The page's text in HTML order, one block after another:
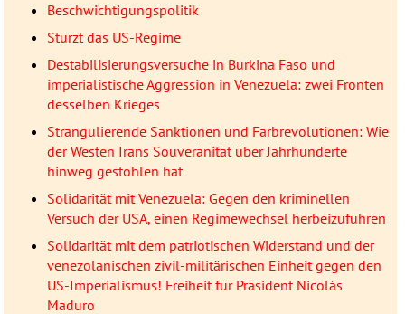
Beschwichtigungspolitik
Stürzt das US-Regime
Destabilisierungsversuche in Burkina Faso und
imperialistische Aggression in Venezuela: zwei Fronten
desselben Krieges
Strangulierende Sanktionen und Farbrevolutionen: Wie
der Westen Irans Souveränität über Jahrhunderte
hinweg gestohlen hat
Solidarität mit Venezuela: Gegen den kriminellen
Versuch der USA, einen Regimewechsel herbeizuführen
Solidarität mit dem patriotischen Widerstand und der
venezolanischen zivil-militärischen Einheit gegen den
US-Imperialismus! Freiheit für Präsident Nicolás
Maduro